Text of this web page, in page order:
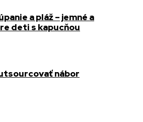
a pláž – jemné a
deti s kapucňou
nábor